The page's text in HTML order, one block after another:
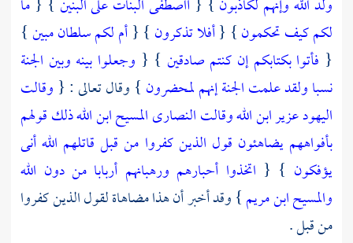
ولد الله وإنهم لكاذبون } { أاصطفى البنات على البنين } { ما
لكم كيف تحكمون} {أفلا تذكرون } {أم لكم سلطان مبين}
{ فأتوا بكتابكم إن كنتم صادقين } { وجعلوا بينه وبين الجنة
نسبا ولقد علمت الجنة إنهم لمحضرون } وقال تعالى : { وقالت
اليهود عزير ابن الله وقالت النصارى المسيح ابن الله ذلك قولهم
بأفواههم يضاهئون قول الذين كفروا من قبل قاتلهم الله أنى
يؤفكون } { اتخذوا أحبارهم ورهبانهم أربابا من دون الله
والمسيح ابن مريم} وقد أخبر أن هذا مضاهاة لقول الذين كفروا
من قبل .